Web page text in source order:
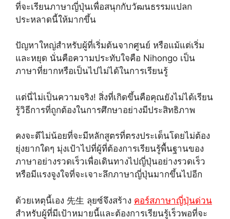
ที่จะเรียนภาษาญี่ปุ่นเพื่อสนุกกับวัฒนธรรมแปลก
ประหลาดนี้ให้มากขึ้น
ปัญหาใหญ่สำหรับผู้ที่เริ่มต้นจากศูนย์ หรือแม้แต่เริ่ม
และหยุด นั่นคือความประทับใจคือ Nihongo เป็น
ภาษาที่ยากหรือเป็นไปไม่ได้ในการเรียนรู้
แต่นี่ไม่เป็นความจริง! สิ่งที่เกิดขึ้นคือคุณยังไม่ได้เรียน
รู้วิธีการที่ถูกต้องในการศึกษาอย่างมีประสิทธิภาพ
คงจะดีไม่น้อยที่จะมีหลักสูตรที่ตรงประเด็นโดยไม่ต้อง
ยุ่งยากใดๆ มุ่งเป้าไปที่ผู้ที่ต้องการเรียนรู้พื้นฐานของ
ภาษาอย่างรวดเร็วเพื่อเดินทางไปญี่ปุ่นอย่างรวดเร็ว
หรือมีแรงจูงใจที่จะเจาะลึกภาษาญี่ปุ่นมากขึ้นไปอีก
ด้วยเหตุนี้เอง 先生 ลุยซ์จึงสร้าง คอร์สภาษาญี่ปุ่นด่วน
สำหรับผู้ที่มีเป้าหมายนี้และต้องการเรียนรู้เร็วพอที่จะ